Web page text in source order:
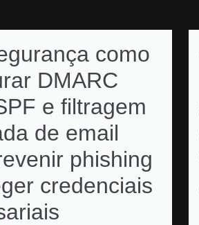
como
DMARC
e filtragem
de email
phishing
credenciais